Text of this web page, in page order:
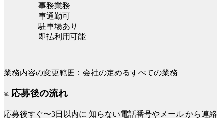
事務業務
車通勤可
駐車場あり
即払利用可能
業務内容の変更範囲：会社の定めるすべての業務
応募後の流れ
応募後すぐ〜3日以内に 知らない電話番号やメール から連絡